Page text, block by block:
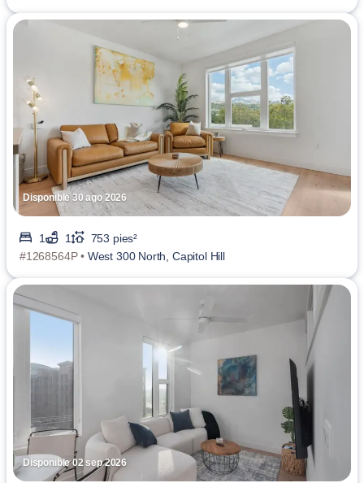
Disponible 30 ago 2026
1 1
753 pies²
#1268564P • West 300 North, Capitol Hill
Disponible 02 sep 2026